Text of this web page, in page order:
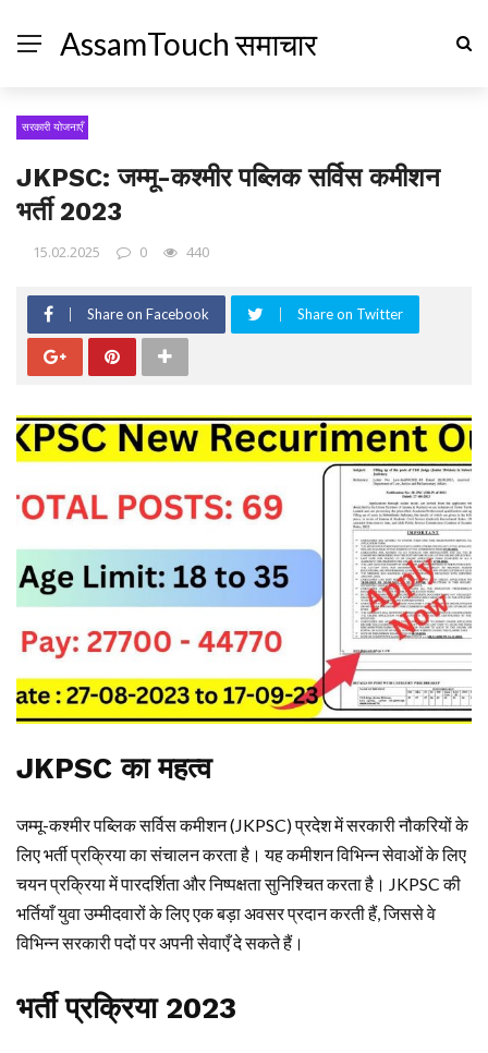
AssamTouch समाचार
सरकारी योजनाएँ
JKPSC: जम्मू-कश्मीर पब्लिक सर्विस कमीशन
भर्ती 2023
15.02.2025 0 440
Share on Facebook Share on Twitter
JKPSC का महत्व
जम्मू-कश्मीर पब्लिक सर्विस कमीशन (JKPSC) प्रदेश में सरकारी नौकरियों के
लिए भर्ती प्रक्रिया का संचालन करता है। यह कमीशन विभिन्न सेवाओं के लिए
चयन प्रक्रिया में पारदर्शिता और निष्पक्षता सुनिश्चित करता है। JKPSC की
भर्तियाँ युवा उम्मीदवारों के लिए एक बड़ा अवसर प्रदान करती हैं, जिससे वे
विभिन्न सरकारी पदों पर अपनी सेवाएँ दे सकते हैं।
भर्ती प्रक्रिया 2023